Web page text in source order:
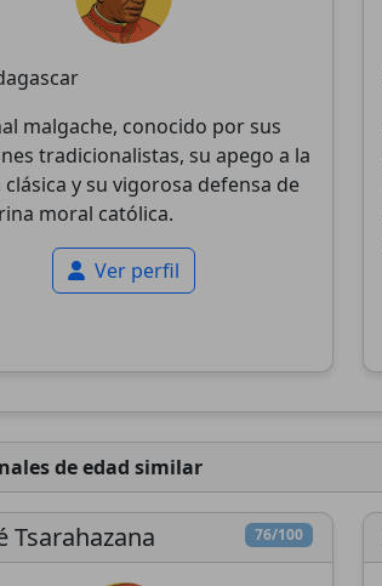
malgache, conocido por sus
tradicionalistas, su apego a la
y su vigorosa defensa de
moral católica.
Ver perfil
de edad similar
76/100
Tsarahazana